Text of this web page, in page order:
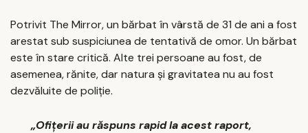
Potrivit The Mirror, un bărbat în vârstă de 31 de ani a fost
arestat sub suspiciunea de tentativă de omor. Un bărbat
este în stare critică. Alte trei persoane au fost, de
asemenea, rănite, dar natura și gravitatea nu au fost
dezvăluite de poliție.
„Ofițerii au răspuns rapid la acest raport,